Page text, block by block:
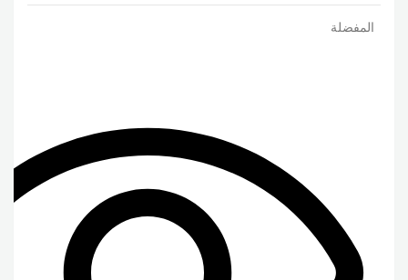
المفضلة